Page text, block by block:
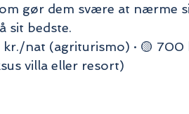
gør dem svære at nærme
sit bedste.
kr./nat (agriturismo) · 🟡
villa eller resort)